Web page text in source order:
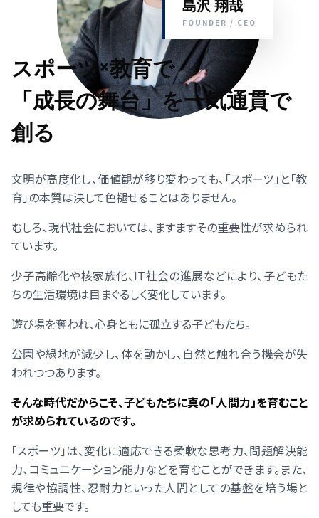
島沢 翔哉
FOUNDER / CEO
スポーツ×教育で
「成長の舞台」を一気通貫で
創る
文明が高度化し、価値観が移り変わっても、「スポーツ」と「教
育」の本質は決して色褪せることはありません。
むしろ、現代社会においては、ますますその重要性が求められ
ています。
少子高齢化や核家族化、IT社会の進展などにより、子どもた
ちの生活環境は目まぐるしく変化しています。
遊び場を奪われ、心身ともに孤立する子どもたち。
公園や緑地が減少し、体を動かし、自然と触れ合う機会が失
われつつあります。
そんな時代だからこそ、子どもたちに真の「人間力」を育むこと
が求められているのです。
「スポーツ」は、変化に適応できる柔軟な思考力、問題解決能
力、コミュニケーション能力などを育むことができます。また、
規律や協調性、忍耐力といった人間としての基盤を培う場と
しても重要です。